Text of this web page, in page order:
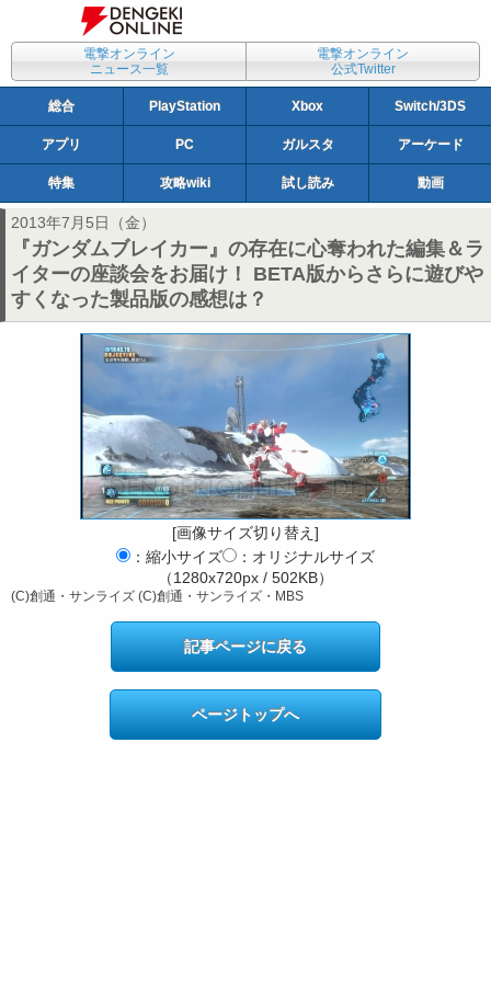
電撃オンライン
ニュース一覧
電撃オンライン
公式Twitter
総合 PlayStation Xbox Switch/3DS
アプリ PC ガルスタ アーケード
特集 攻略wiki 試し読み 動画
2013年7月5日（金）
『ガンダムブレイカー』の存在に心奪われた編集＆ラ
イターの座談会をお届け！ BETA版からさらに遊びや
すくなった製品版の感想は？
[画像サイズ切り替え]
：縮小サイズ
：オリジナルサイズ
（1280x720px / 502KB）
(C)創通・サンライズ (C)創通・サンライズ・MBS
記事ページに戻る
ページトップへ